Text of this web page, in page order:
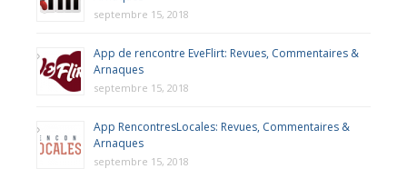
septembre 15, 2018
App de rencontre EveFlirt: Revues, Commentaires &
Arnaques
septembre 15, 2018
App RencontresLocales: Revues, Commentaires &
Arnaques
septembre 15, 2018